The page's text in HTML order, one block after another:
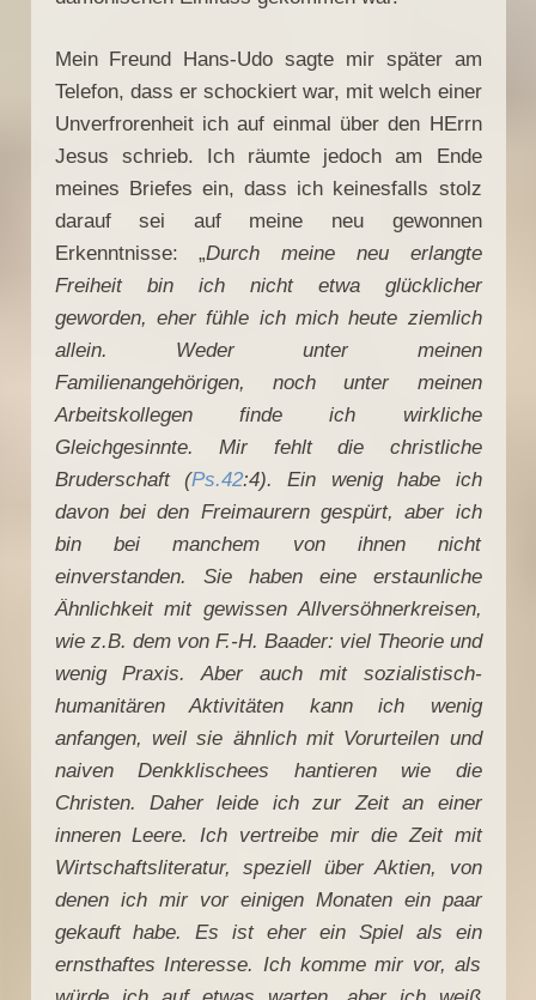
Mein Freund Hans-Udo sagte mir später am
Telefon, dass er schockiert war, mit welch einer
Unverfrorenheit ich auf einmal über den HErrn
Jesus schrieb. Ich räumte jedoch am Ende
meines Briefes ein, dass ich keinesfalls stolz
darauf sei auf meine neu gewonnen
Erkenntnisse: „Durch meine neu erlangte
Freiheit bin ich nicht etwa glücklicher
geworden, eher fühle ich mich heute ziemlich
allein. Weder unter meinen
Familienangehörigen, noch unter meinen
Arbeitskollegen finde ich wirkliche
Gleichgesinnte. Mir fehlt die christliche
Bruderschaft (Ps.42:4). Ein wenig habe ich
davon bei den Freimaurern gespürt, aber ich
bin bei manchem von ihnen nicht
einverstanden. Sie haben eine erstaunliche
Ähnlichkeit mit gewissen Allversöhnerkreisen,
wie z.B. dem von F.-H. Baader: viel Theorie und
wenig Praxis. Aber auch mit sozialistisch-
humanitären Aktivitäten kann ich wenig
anfangen, weil sie ähnlich mit Vorurteilen und
naiven Denkklischees hantieren wie die
Christen. Daher leide ich zur Zeit an einer
inneren Leere. Ich vertreibe mir die Zeit mit
Wirtschaftsliteratur, speziell über Aktien, von
denen ich mir vor einigen Monaten ein paar
gekauft habe. Es ist eher ein Spiel als ein
ernsthaftes Interesse. Ich komme mir vor, als